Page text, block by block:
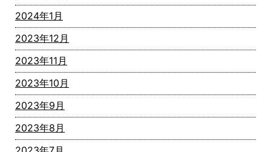
2024年1月
2023年12月
2023年11月
2023年10月
2023年9月
2023年8月